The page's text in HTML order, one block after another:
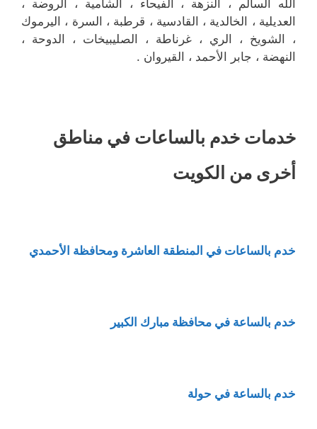
الله السالم ، النزهة ، الفيحاء ، الشامية ، الروضة ،
العديلية ، الخالدية ، القادسية ، قرطبة ، السرة ، اليرموك
، الشويخ ، الري ، غرناطة ، الصليبيخات ، الدوحة ،
النهضة ، جابر الأحمد ، القيروان .
خدمات خدم بالساعات في مناطق
أخرى من الكويت
خدم بالساعات في المنطقة العاشرة ومحافظة الأحمدي
خدم بالساعة في محافظة مبارك الكبير
خدم بالساعة في حولة